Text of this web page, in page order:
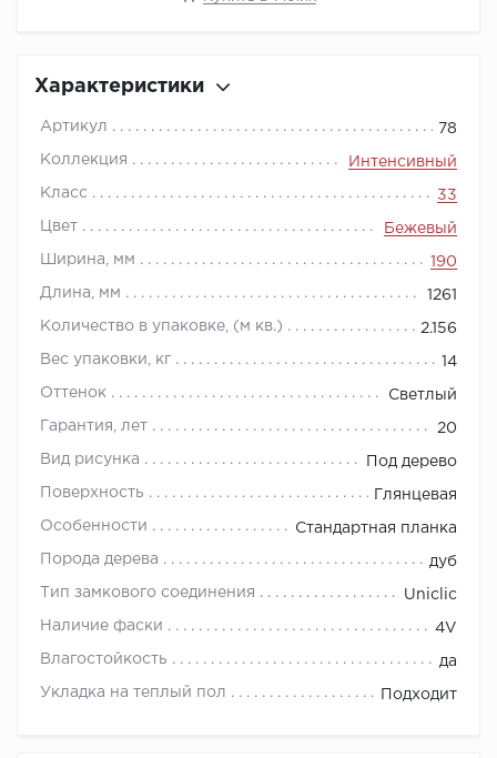
Характеристики
Артикул 78
Коллекция Интенсивный
Класс 33
Цвет Бежевый
Ширина, мм 190
Длина, мм 1261
Количество в упаковке, (м кв.) 2.156
Вес упаковки, кг 14
Оттенок Светлый
Гарантия, лет 20
Вид рисунка Под дерево
Поверхность Глянцевая
Особенности Стандартная планка
Порода дерева дуб
Тип замкового соединения Uniclic
Наличие фаски 4V
Влагостойкость да
Укладка на теплый пол Подходит